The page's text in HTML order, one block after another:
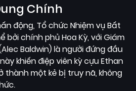
Chính
động, Tổ chức Nhiệm vụ Bất
bởi chính phủ Hoa Kỳ, với Giám
Baldwin) là người đứng đầu
khiến điệp viên kỳ cựu Ethan
thành một kẻ bị truy nã, không